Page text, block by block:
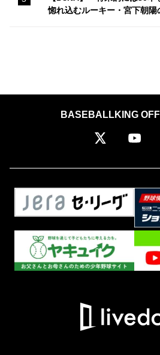
惚れ込むルーキー・宮下朝陽
BASEBALLKING